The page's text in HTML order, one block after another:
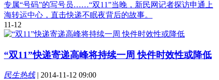
专属“号码”的写号员……“双11”当晚，新民网记者探访申通上
海转运中心，直击快递不眠夜背后的故事。
11-12
“双11”快递寄递高峰将持续一周 快件时效性或降低
民生热线| 2014-11-12 09:00